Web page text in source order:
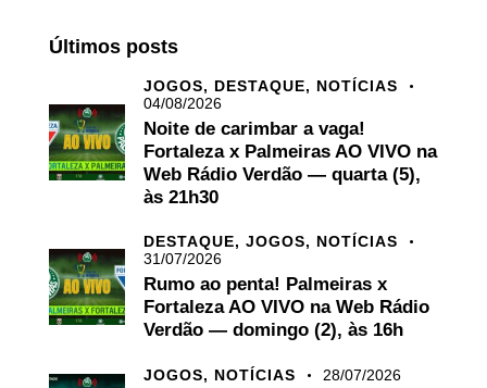
Últimos posts
JOGOS, DESTAQUE, NOTÍCIAS
04/08/2026
Noite de carimbar a vaga!
Fortaleza x Palmeiras AO VIVO na
Web Rádio Verdão — quarta (5),
às 21h30
DESTAQUE, JOGOS, NOTÍCIAS
31/07/2026
Rumo ao penta! Palmeiras x
Fortaleza AO VIVO na Web Rádio
Verdão — domingo (2), às 16h
JOGOS, NOTÍCIAS 28/07/2026